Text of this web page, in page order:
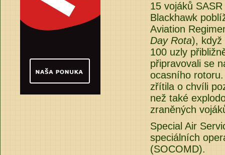
15 vojáků
Blackhawk
Aviation
Day Rota), když
100 uzly
připravovali se
ocasního
zřítila o chvíli
než také
zraněných
Special Air
speciálních
(SOCOMD).